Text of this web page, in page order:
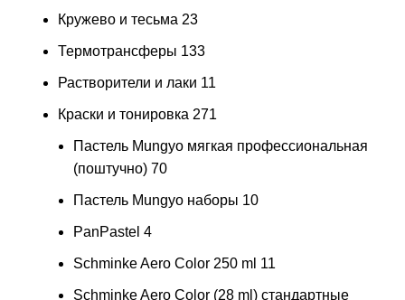
Кружево и тесьма 23
Термотрансферы 133
Растворители и лаки 11
Краски и тонировка 271
Пастель Mungyo мягкая профессиональная
(поштучно) 70
Пастель Mungyo наборы 10
PanPastel 4
Schminke Aero Color 250 ml 11
Schminke Aero Color (28 ml) стандартные